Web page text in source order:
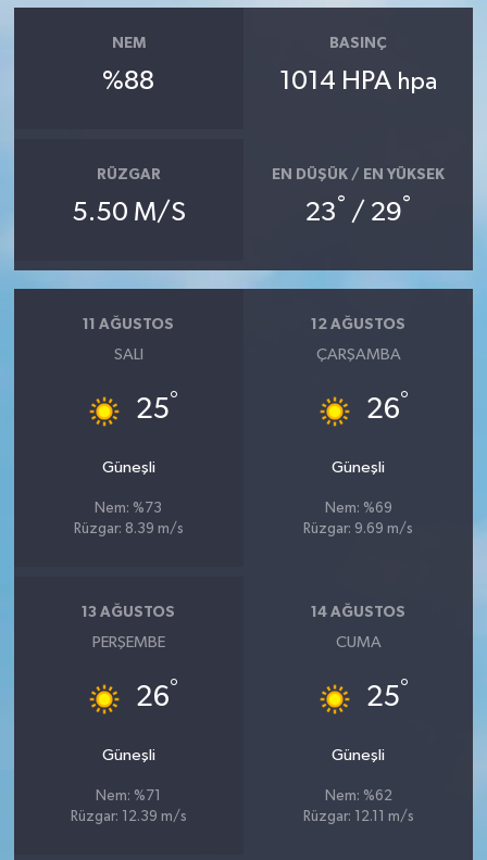
NEM
%88
BASINÇ
1014 HPA hpa
RÜZGAR
5.50 M/S
EN DÜŞÜK / EN YÜKSEK
23° / 29°
11 AĞUSTOS
SALI
25°
Güneşli
Nem: %73
Rüzgar: 8.39 m/s
12 AĞUSTOS
ÇARŞAMBA
26°
Güneşli
Nem: %69
Rüzgar: 9.69 m/s
13 AĞUSTOS
PERŞEMBE
26°
Güneşli
Nem: %71
Rüzgar: 12.39 m/s
14 AĞUSTOS
CUMA
25°
Güneşli
Nem: %62
Rüzgar: 12.11 m/s